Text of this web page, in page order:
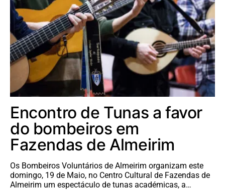
Encontro de Tunas a favor
do bombeiros em
Fazendas de Almeirim
Os Bombeiros Voluntários de Almeirim organizam este
domingo, 19 de Maio, no Centro Cultural de Fazendas de
Almeirim um espectáculo de tunas académicas, a…